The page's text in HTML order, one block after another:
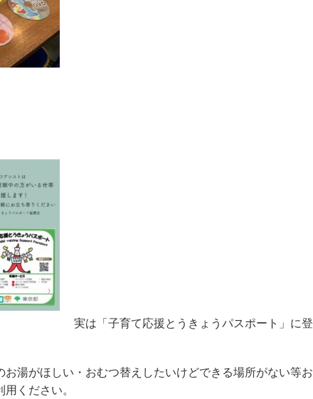
実は「子育て応援とうきょうパスポート」に登
湯がほしい・おむつ替えしたいけどできる場所がない等お
ください。